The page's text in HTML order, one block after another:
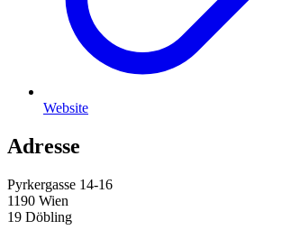
Website
Adresse
Pyrkergasse 14-16
1190 Wien
19 Döbling